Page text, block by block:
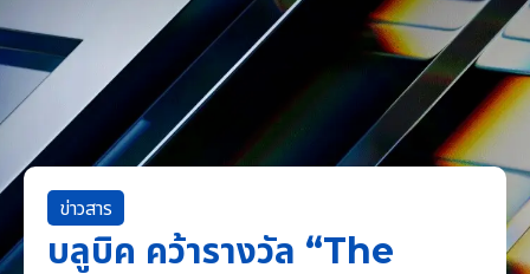
ข่าวสาร
บลูบิค คว้ารางวัล “The